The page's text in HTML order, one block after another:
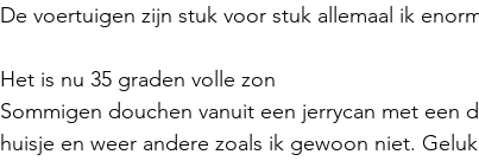
De voertuigen zijn stuk voor stuk allemaal ik
Het is nu 35 graden volle zon
Sommigen douchen vanuit een jerrycan met een
huisje en weer andere zoals ik gewoon niet.